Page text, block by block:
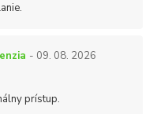
- 09. 08. 2026
prístup.